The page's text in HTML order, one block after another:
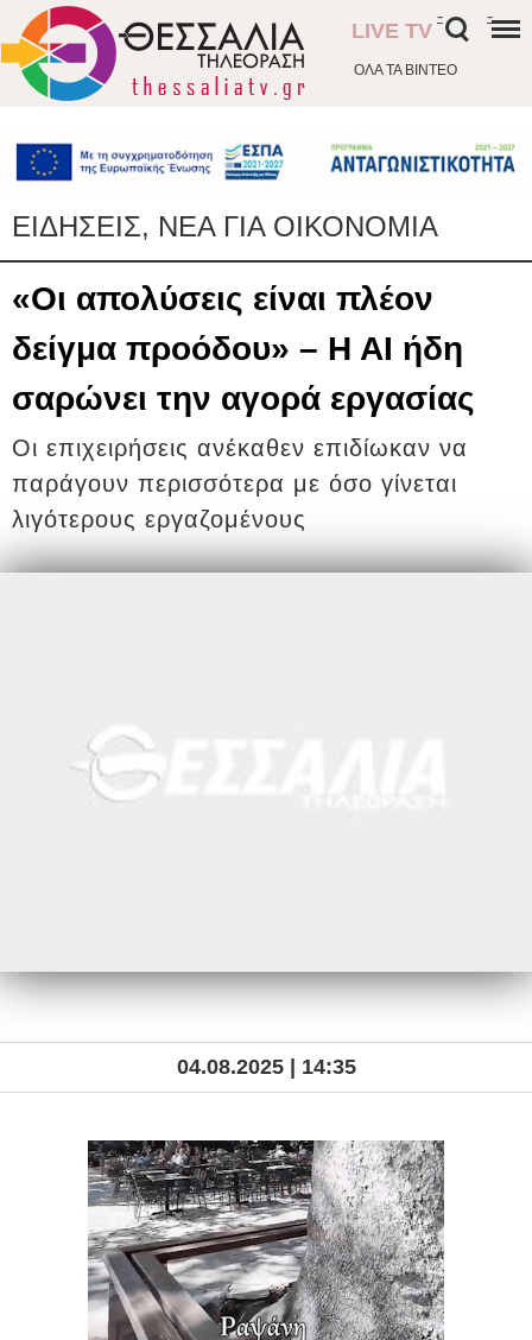
ΟΛΑ ΤΑ ΒΙΝΤΕΟ
LIVE TV
- -
ΕΙΔΗΣΕΙΣ, ΝΕΑ ΓΙΑ ΟΙΚΟΝΟΜΙΑ
«Οι απολύσεις είναι πλέον
δείγμα προόδου» – Η ΑΙ ήδη
σαρώνει την αγορά εργασίας
Οι επιχειρήσεις ανέκαθεν επιδίωκαν να
παράγουν περισσότερα με όσο γίνεται
λιγότερους εργαζομένους
04.08.2025 | 14:35